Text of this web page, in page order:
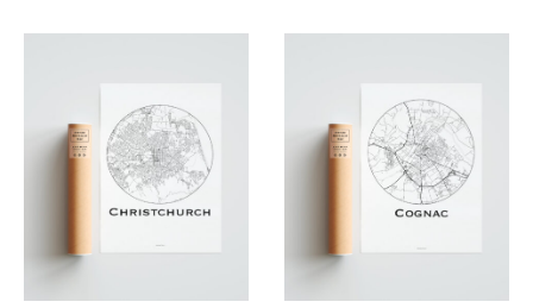
à
42,90€
prix :
42,90€